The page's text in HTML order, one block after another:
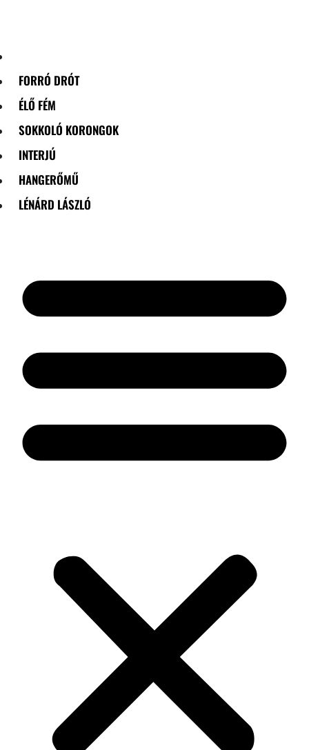
FORRÓ DRÓT
ÉLŐ FÉM
SOKKOLÓ KORONGOK
INTERJÚ
HANGERŐMŰ
LÉNÁRD LÁSZLÓ